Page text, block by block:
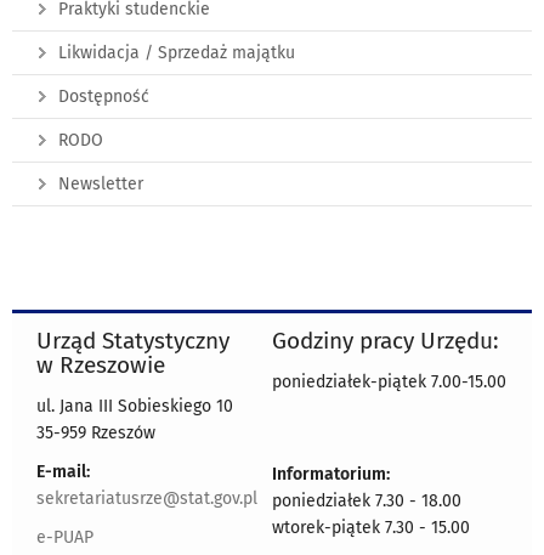
Praktyki studenckie
Likwidacja / Sprzedaż majątku
Dostępność
RODO
Newsletter
Urząd Statystyczny
w Rzeszowie
ul. Jana III Sobieskiego 10
35-959 Rzeszów
E-mail:
sekretariatusrze@stat.gov.pl
e-PUAP
Godziny pracy Urzędu:
poniedziałek-piątek 7.00-15.00
Informatorium:
poniedziałek 7.30 - 18.00
wtorek-piątek 7.30 - 15.00